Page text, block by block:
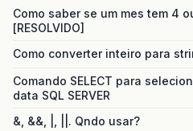
Como saber se um mes tem 4
[RESOLVIDO]
Como converter inteiro para
Comando SELECT para
data SQL SERVER
&, &&, |, ||. Qndo usar?